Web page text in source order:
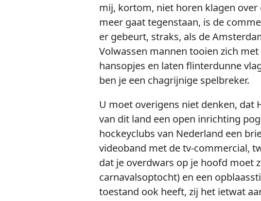
mij, kortom, niet horen klagen
meer gaat tegenstaan, is de
er gebeurt, straks, als de
Volwassen mannen tooien zich
hansopjes en laten flinterdunne
ben je een chagrijnige spelbreker.
U moet overigens niet denken, dat
van dit land een open inrichting
hockeyclubs van Nederland een
videoband met de tv-commercial,
dat je overdwars op je hoofd moet
carnavalsoptocht) en een
toestand ook heeft, zij het ietwat